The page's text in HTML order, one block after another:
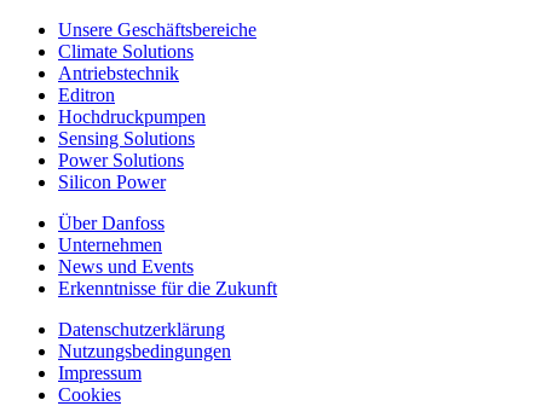
Unsere Geschäftsbereiche
Climate Solutions
Antriebstechnik
Editron
Hochdruckpumpen
Sensing Solutions
Power Solutions
Silicon Power
Über Danfoss
Unternehmen
News und Events
Erkenntnisse für die Zukunft
Datenschutzerklärung
Nutzungsbedingungen
Impressum
Cookies